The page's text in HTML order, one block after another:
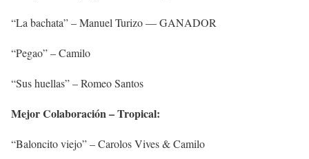
“La bachata” – Manuel Turizo — GANADOR
“Pegao” – Camilo
“Sus huellas” – Romeo Santos
Mejor Colaboración – Tropical:
“Baloncito viejo” – Carolos Vives & Camilo